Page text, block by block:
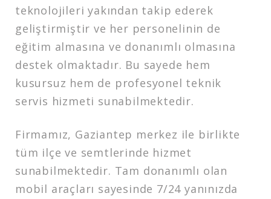
teknolojileri yakından takip ederek
geliştirmiştir ve her personelinin de
eğitim almasına ve donanımlı olmasına
destek olmaktadır. Bu sayede hem
kusursuz hem de profesyonel teknik
servis hizmeti sunabilmektedir.
Firmamız, Gaziantep merkez ile birlikte
tüm ilçe ve semtlerinde hizmet
sunabilmektedir. Tam donanımlı olan
mobil araçları sayesinde 7/24 yanınızda